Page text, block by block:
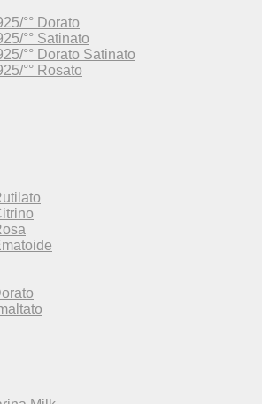
°° Dorato
°° Satinato
°° Dorato Satinato
°° Rosato